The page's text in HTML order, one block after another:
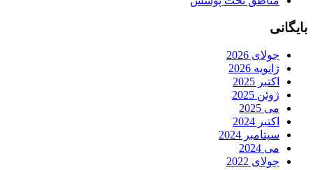
بایگانی
جولای 2026
ژانویه 2026
اکتبر 2025
ژوئن 2025
می 2025
اکتبر 2024
سپتامبر 2024
می 2024
جولای 2022